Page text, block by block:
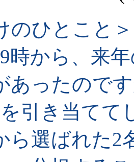
のひとこと＞
から、来年
あったので
引き当てて
ら選ばれた2